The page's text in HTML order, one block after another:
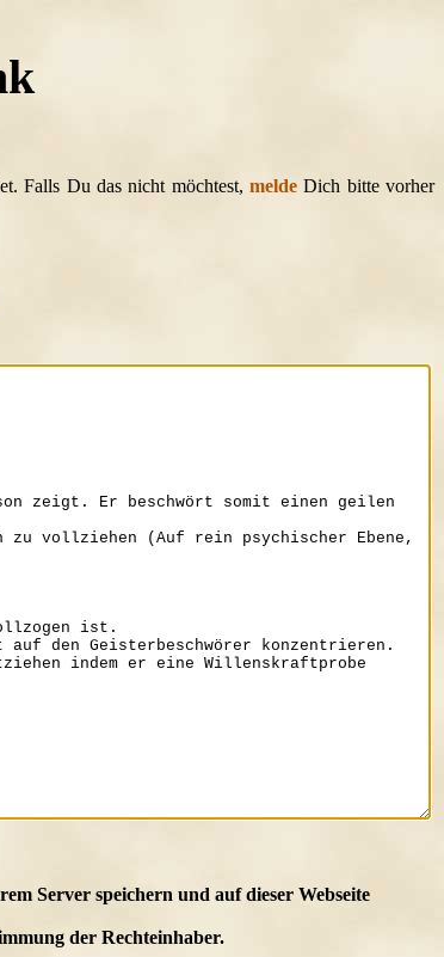
Falls Du das nicht möchtest,melde Dich bitte vorher
Server speichern und auf dieser Webseite
der Rechteinhaber.